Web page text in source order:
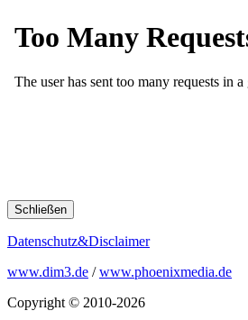
Schließen
Datenschutz&Disclaimer
www.dim3.de /www.phoenixmedia.de
Copyright © 2010-2026